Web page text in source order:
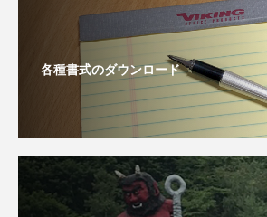
各種書式のダウンロード